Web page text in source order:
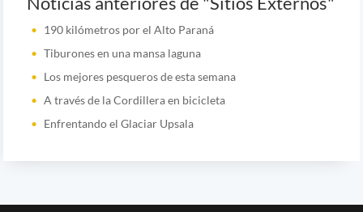
190 kilómetros por el Alto Paraná
Tiburones en una mansa laguna
Los mejores pesqueros de esta semana
A través de la Cordillera en bicicleta
Enfrentando el Glaciar Upsala